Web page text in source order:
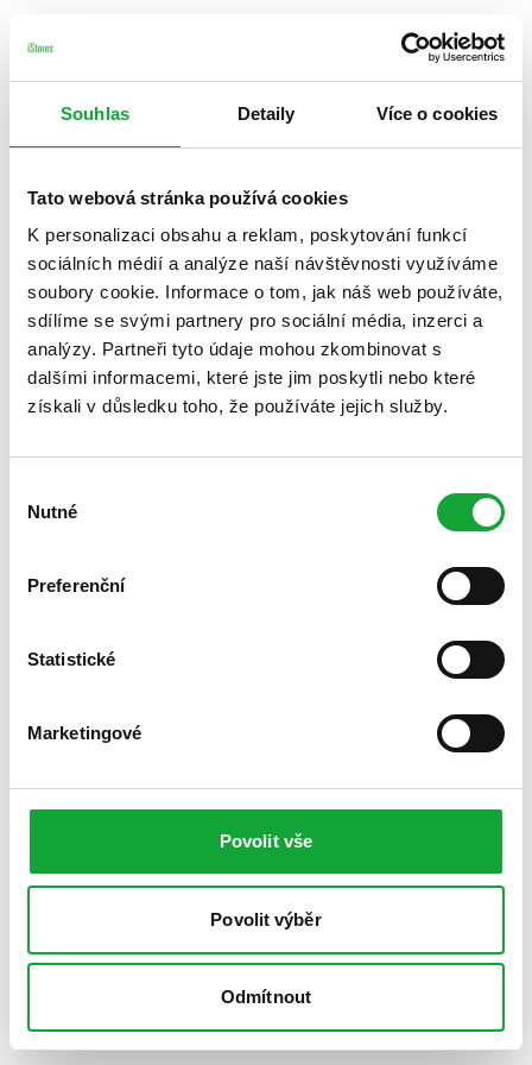
Souhlas Detaily Více o cookies
Tato webová stránka používá cookies
K personalizaci obsahu a reklam, poskytování funkcí
sociálních médií a analýze naší návštěvnosti využíváme
soubory cookie. Informace o tom, jak náš web používáte,
sdílíme se svými partnery pro sociální média, inzerci a
analýzy. Partneři tyto údaje mohou zkombinovat s
dalšími informacemi, které jste jim poskytli nebo které
získali v důsledku toho, že používáte jejich služby.
souhlasu
Nutné
Preferenční
Statistické
Marketingové
Povolit vše
Povolit výběr
Odmítnout